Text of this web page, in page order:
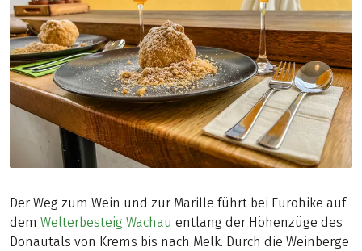
Der Weg zum Wein und zur Marille führt bei Eurohike auf
dem Welterbesteig Wachau entlang der Höhenzüge des
Donautals von Krems bis nach Melk. Durch die Weinberge